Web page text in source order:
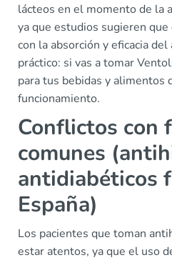
lácteos en el momento de la
ya que estudios sugieren
con la absorción y eficacia
práctico: si vas a tomar
para tus bebidas y alimentos
funcionamiento.
Conflictos con
comunes
antidiabéticos
España)
Los pacientes que toman
estar atentos, ya que el uso